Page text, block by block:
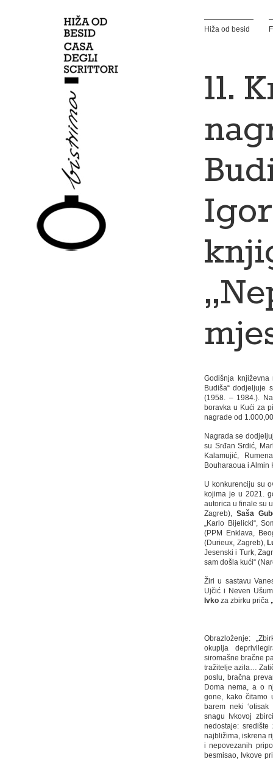
Hiža od besid
11.
Godišnja književna
Budiša“ dodjeljuje
(1958. – 1984.).
boravka u Kući za
nagrade od
Nagrada se
su Srđan Srdić,
Kalamujić,
Bouharaoua i Almin
U konkurenciju su
kojima je u 2021.
autorica u finale su
Zagreb), Saša
„Karlo Bijelicki“,
(PPM Enklava,
(Durieux, Zagreb),
Jesenski i Turk,
sam došla kući“
Žiri u sastavu
Ujčić i Neven
Ivko za zbirku priča
Obrazloženje:
okuplja
siromašne bračne
tražitelje azila…
poslu, bračna
Doma nema, a o
gone, kako čitamo
barem neki ‘otisak
snagu Ivkovoj
nedostaje: središte
najbližima, iskrena
i nepovezanih
besmisao, Ivkove